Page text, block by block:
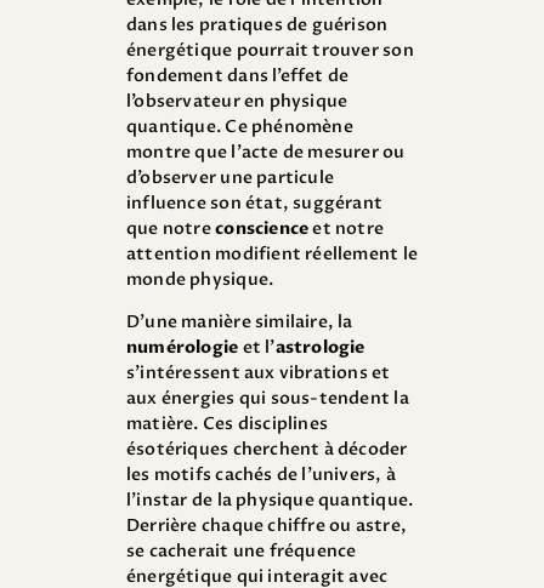
dans les pratiques de guérison
énergétique pourrait trouver son
fondement dans l’effet de
l’observateur en physique
quantique. Ce phénomène
montre que l’acte de mesurer ou
d’observer une particule
influence son état, suggérant
que notreconscienceet notre
attention modifient réellement le
monde physique.
D’une manière similaire, la
numérologie et l’astrologie
s’intéressent aux vibrations et
aux énergies qui sous-tendent la
matière. Ces disciplines
ésotériques cherchent à décoder
les motifs cachés de l’univers, à
l’instar de la physique quantique.
Derrière chaque chiffre ou astre,
se cacherait une fréquence
énergétique qui interagit avec